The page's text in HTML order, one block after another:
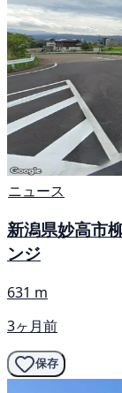
ニュース
新潟県妙高市
ンジ
631 m
3ヶ月前
保存